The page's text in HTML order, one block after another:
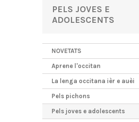
PELS JOVES E
ADOLESCENTS
NOVETATS
Aprene l'occitan
La lenga occitana ièr e auèi
Pels pichons
Pels joves e adolescents